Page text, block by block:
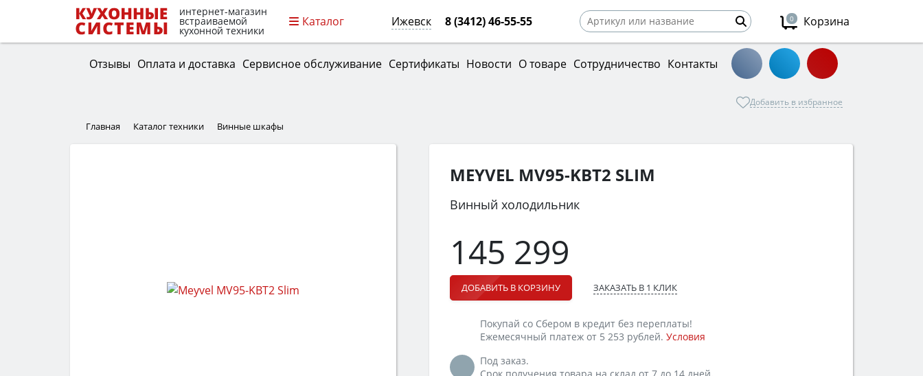
интернет-магазин
встраиваемой
кухонной техники
Каталог Ижевск 8 (3412) 46-55-55 0 Корзина
Отзывы Оплата и доставка Сервисное обслуживание Сертификаты Новости О товаре Сотрудничество Контакты
Добавить в избранное
Главная Каталог техники Винные шкафы
MEYVEL MV95-KBT2 SLIM
Винный холодильник
145 299
ДОБАВИТЬ В КОРЗИНУ ЗАКАЗАТЬ В 1 КЛИК
Покупай со Сбером в кредит без переплаты!
Ежемесячный платеж от 5 253 рублей. Условия
Под заказ.